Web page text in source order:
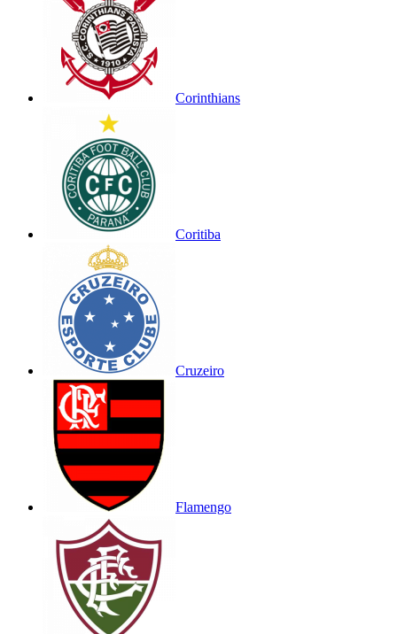
Corinthians
Coritiba
Cruzeiro
Flamengo